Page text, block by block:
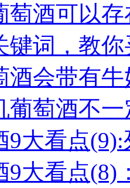
萄酒可以
键词，教
酒会带有
葡萄酒不
9大看点(9):
9大看点(8)